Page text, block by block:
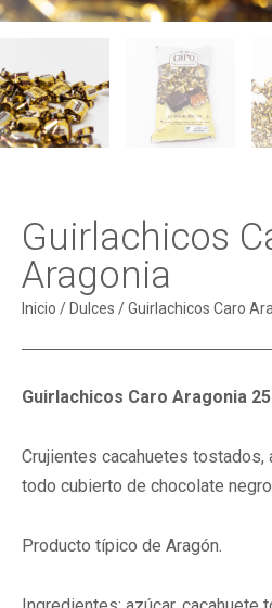
Guirlachicos
Aragonia
Inicio / Dulces / Guirlachicos Caro
Guirlachicos Caro Aragonia
Crujientes cacahuetes tostados,
todo cubierto de chocolate negro.
Producto típico de Aragón.